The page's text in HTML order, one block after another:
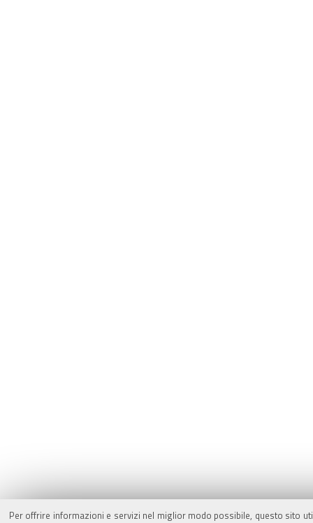
Per offrire informazioni e servizi nel miglior modo possibile, questo sito